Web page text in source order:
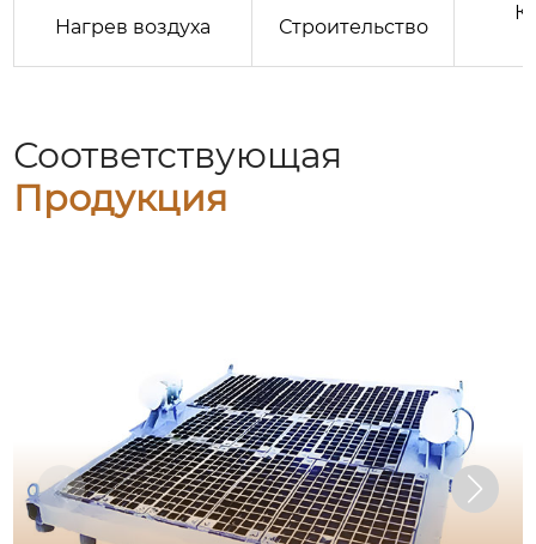
Нагрев воздуха Строительство
Соответствующая
Продукция